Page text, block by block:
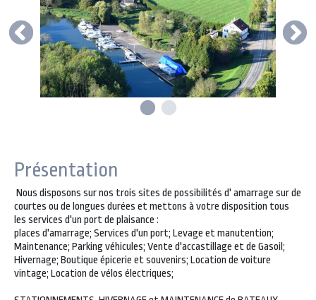
Présentation
Nous disposons sur nos trois sites de possibilités d' amarrage sur de
courtes ou de longues durées et mettons à votre disposition tous
les services d'un port de plaisance :
places d'amarrage; Services d'un port; Levage et manutention;
Maintenance; Parking véhicules; Vente d'accastillage et de Gasoil;
Hivernage; Boutique épicerie et souvenirs; Location de voiture
vintage; Location de vélos électriques;